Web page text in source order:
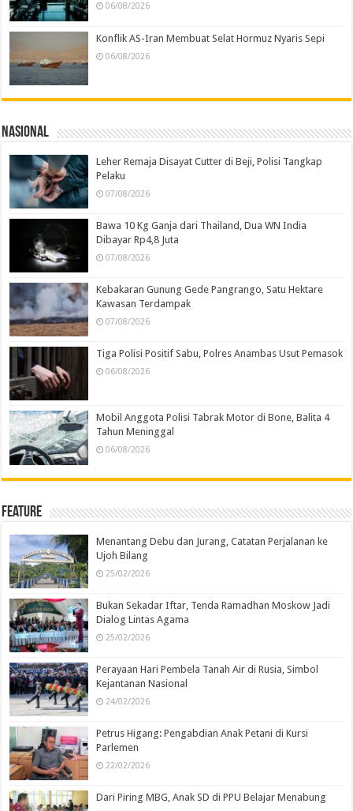
06/08/2026
Konflik AS-Iran Membuat Selat Hormuz Nyaris Sepi
06/08/2026
Nasional
Leher Remaja Disayat Cutter di Beji, Polisi Tangkap
Pelaku
07/08/2026
Bawa 10 Kg Ganja dari Thailand, Dua WN India
Dibayar Rp4,8 Juta
07/08/2026
Kebakaran Gunung Gede Pangrango, Satu Hektare
Kawasan Terdampak
07/08/2026
Tiga Polisi Positif Sabu, Polres Anambas Usut Pemasok
06/08/2026
Mobil Anggota Polisi Tabrak Motor di Bone, Balita 4
Tahun Meninggal
06/08/2026
Feature
Menantang Debu dan Jurang, Catatan Perjalanan ke
Ujoh Bilang
25/02/2026
Bukan Sekadar Iftar, Tenda Ramadhan Moskow Jadi
Dialog Lintas Agama
25/02/2026
Perayaan Hari Pembela Tanah Air di Rusia, Simbol
Kejantanan Nasional
24/02/2026
Petrus Higang: Pengabdian Anak Petani di Kursi
Parlemen
22/02/2026
Dari Piring MBG, Anak SD di PPU Belajar Menabung